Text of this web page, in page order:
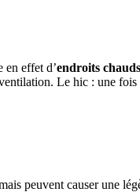
en effet d’endroits
Le hic : une
peuvent causer une